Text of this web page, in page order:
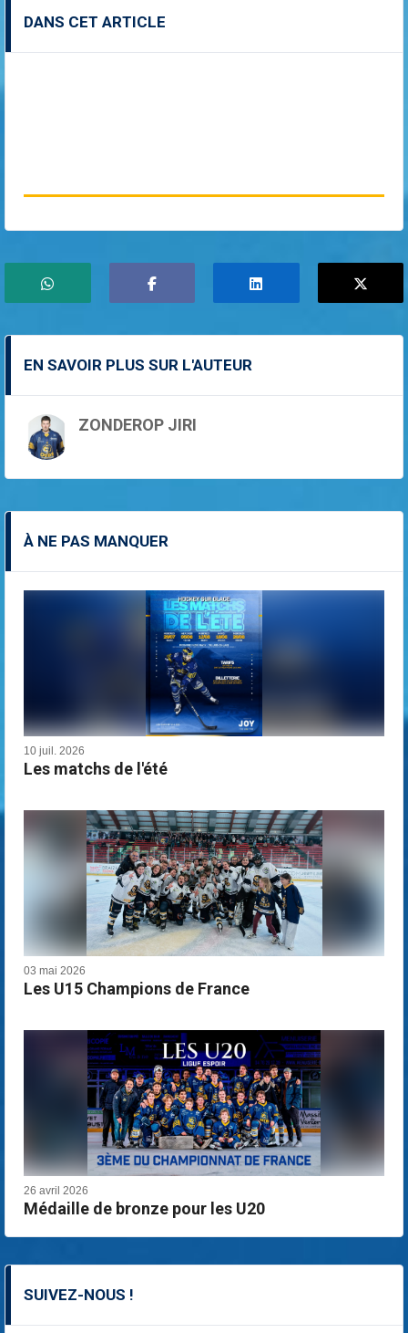
DANS CET ARTICLE
EN SAVOIR PLUS SUR L'AUTEUR
ZONDEROP JIRI
À NE PAS MANQUER
10 juil. 2026
Les matchs de l'été
03 mai 2026
Les U15 Champions de France
26 avril 2026
Médaille de bronze pour les U20
SUIVEZ-NOUS !